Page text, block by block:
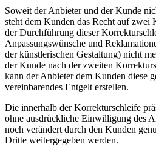
Soweit der Anbieter und der Kunde
steht dem Kunden das Recht auf zwei
der Durchführung dieser
Anpassungswünsche und
der künstlerischen Gestaltung) nicht
der Kunde nach der zweiten
kann der Anbieter dem Kunden diese
vereinbarendes Entgelt erstellen.
Die innerhalb der Korrekturschleife
ohne ausdrückliche Einwilligung des
noch verändert durch den Kunden
Dritte weitergegeben werden.